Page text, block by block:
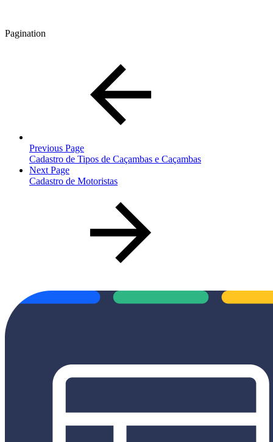
Pagination
Previous Page
Cadastro de Tipos de Caçambas e Caçambas
Next Page
Cadastro de Motoristas